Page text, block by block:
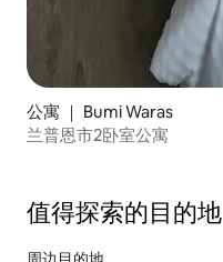
公寓 ｜ Bumi Waras
兰普恩市2卧室公寓
值得探索的目的地